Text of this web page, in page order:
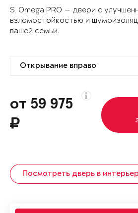
S. Omega PRO — двери с
взломостойкостью и
вашей семьи.
от 59 975
Посмотреть дверь в